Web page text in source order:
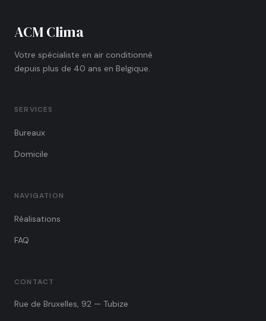
ACM Clima
Votre spécialiste en air conditionné
depuis plus de 40 ans en Belgique.
SERVICES
Bureaux
Domicile
NAVIGATION
Réalisations
FAQ
CONTACT
Rue de Bruxelles, 92 — Tubize